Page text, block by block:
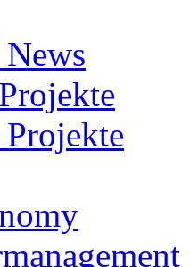
Projekte